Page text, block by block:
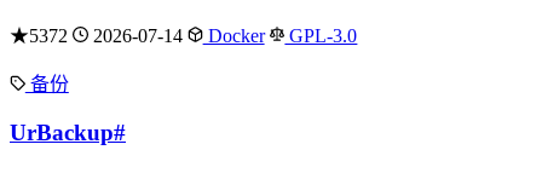
★5372 2026-07-14 Docker GPL-3.0
备份
UrBackup#